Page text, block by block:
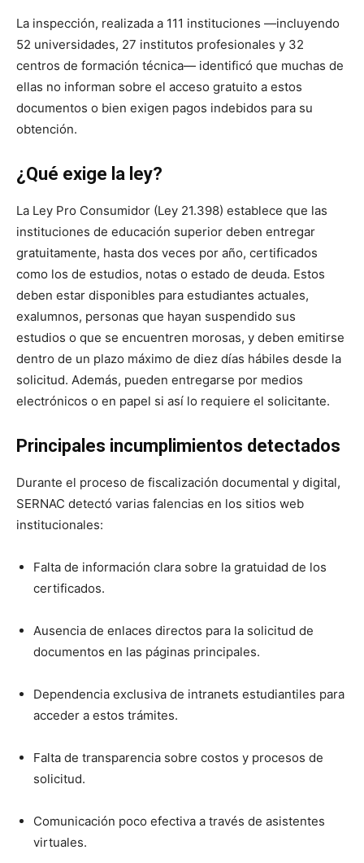
La inspección, realizada a 111 instituciones —incluyendo
52 universidades, 27 institutos profesionales y 32
centros de formación técnica— identificó que muchas de
ellas no informan sobre el acceso gratuito a estos
documentos o bien exigen pagos indebidos para su
obtención.
¿Qué exige la ley?
La Ley Pro Consumidor (Ley 21.398) establece que las
instituciones de educación superior deben entregar
gratuitamente, hasta dos veces por año, certificados
como los de estudios, notas o estado de deuda. Estos
deben estar disponibles para estudiantes actuales,
exalumnos, personas que hayan suspendido sus
estudios o que se encuentren morosas, y deben emitirse
dentro de un plazo máximo de diez días hábiles desde la
solicitud. Además, pueden entregarse por medios
electrónicos o en papel si así lo requiere el solicitante.
Principales incumplimientos detectados
Durante el proceso de fiscalización documental y digital,
SERNAC detectó varias falencias en los sitios web
institucionales:
Falta de información clara sobre la gratuidad de los
certificados.
Ausencia de enlaces directos para la solicitud de
documentos en las páginas principales.
Dependencia exclusiva de intranets estudiantiles para
acceder a estos trámites.
Falta de transparencia sobre costos y procesos de
solicitud.
Comunicación poco efectiva a través de asistentes
virtuales.